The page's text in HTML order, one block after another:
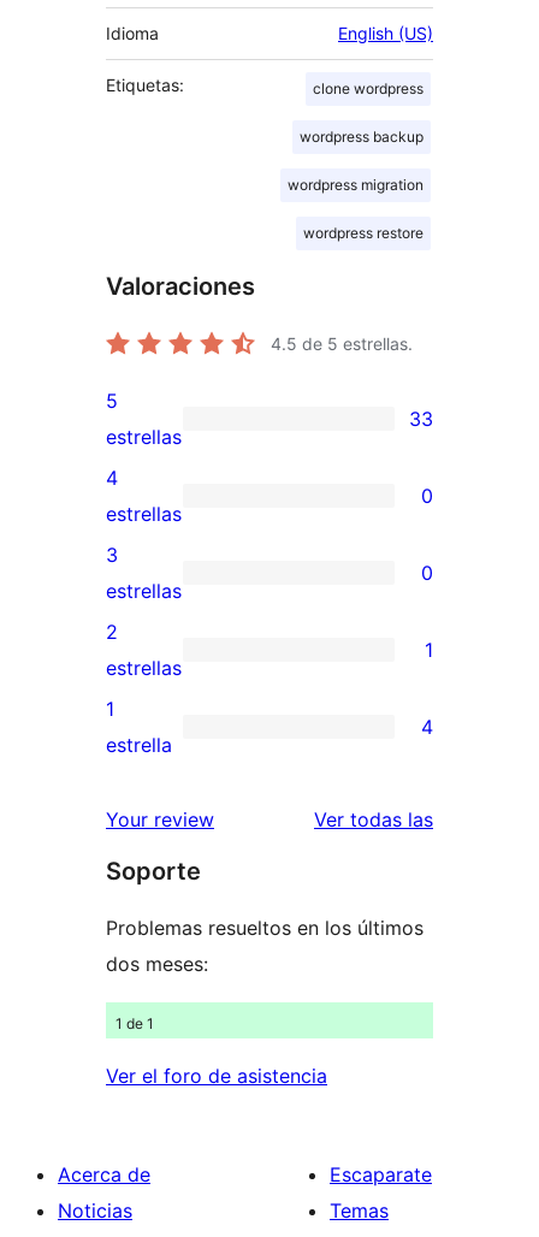
Idioma English (US)
Etiquetas: clone wordpress
wordpress backup
wordpress migration
wordpress restore
Valoraciones
4.5 de 5 estrellas.
33
valoraciones
de
5
estrellas
5
estrellas
33
0
valoraciones
de
4
estrellas
4
estrellas
0
0
valoraciones
de
3
estrellas
3
estrellas
0
1
valoración
de
estrellas
2
estrellas
1
4
de
estrellas
1
estrella
4
Your review Ver todas lasreseñas
Soporte
Problemas resueltos en los últimos
dos meses:
1 de 1
Ver el foro de asistencia
Acerca de
Noticias
Escaparate
Temas